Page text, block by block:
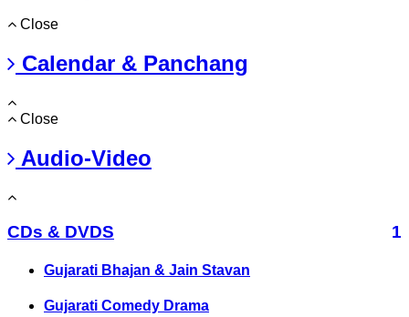
Close
Calendar & Panchang
Close
Audio-Video
CDs & DVDS 1
Gujarati Bhajan & Jain Stavan
Gujarati Comedy Drama